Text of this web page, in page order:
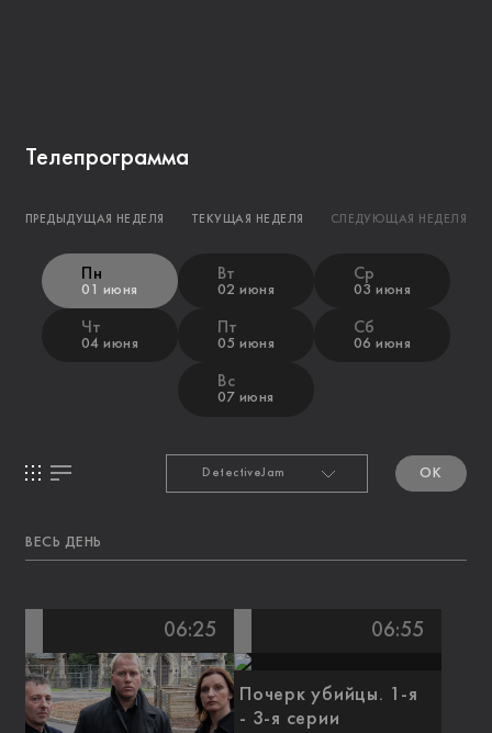
Телепрограмма
ПРЕДЫДУЩАЯ НЕДЕЛЯ ТЕКУЩАЯ НЕДЕЛЯ СЛЕДУЮЩАЯ НЕДЕЛЯ
Пн
01 июня
Вт
02 июня
Ср
03 июня
Чт
04 июня
Пт
05 июня
Сб
06 июня
Вс
07 июня
OK
ВЕСЬ ДЕНЬ
06:25 06:55
Почерк убийцы. 1-я
- 3-я серии